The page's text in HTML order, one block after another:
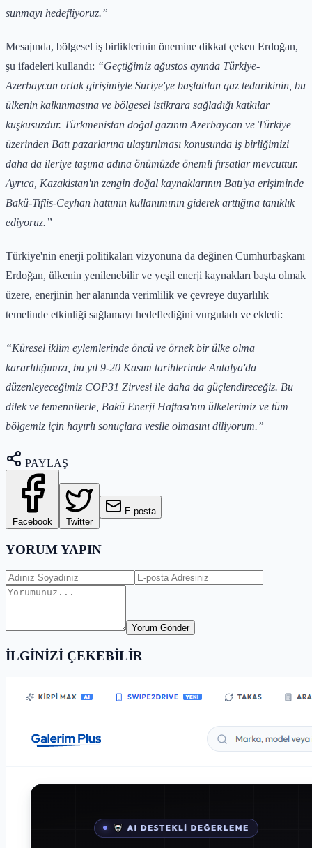
sunmayı hedefliyoruz.”
Mesajında, bölgesel iş birliklerinin önemine dikkat çeken Erdoğan,
şu ifadeleri kullandı: “Geçtiğimiz ağustos ayında Türkiye-
Azerbaycan ortak girişimiyle Suriye'ye başlatılan gaz tedarikinin, bu
ülkenin kalkınmasına ve bölgesel istikrara sağladığı katkılar
kuşkusuzdur. Türkmenistan doğal gazının Azerbaycan ve Türkiye
üzerinden Batı pazarlarına ulaştırılması konusunda iş birliğimizi
daha da ileriye taşıma adına önümüzde önemli fırsatlar mevcuttur.
Ayrıca, Kazakistan'ın zengin doğal kaynaklarının Batı'ya erişiminde
Bakü-Tiflis-Ceyhan hattının kullanımının giderek arttığına tanıklık
ediyoruz.”
Türkiye'nin enerji politikaları vizyonuna da değinen Cumhurbaşkanı
Erdoğan, ülkenin yenilenebilir ve yeşil enerji kaynakları başta olmak
üzere, enerjinin her alanında verimlilik ve çevreye duyarlılık
temelinde etkinliği sağlamayı hedeflediğini vurguladı ve ekledi:
“Küresel iklim eylemlerinde öncü ve örnek bir ülke olma
kararlılığımızı, bu yıl 9-20 Kasım tarihlerinde Antalya'da
düzenleyeceğimiz COP31 Zirvesi ile daha da güçlendireceğiz. Bu
dilek ve temennilerle, Bakü Enerji Haftası'nın ülkelerimiz ve tüm
bölgemiz için hayırlı sonuçlara vesile olmasını diliyorum.”
PAYLAŞ
Facebook Twitter
E-posta
YORUM YAPIN
Yorum Gönder
İLGİNİZİ ÇEKEBİLİR